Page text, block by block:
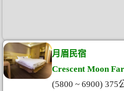
月眉民宿
Crescent Moon
(5800 ~ 6900) 375